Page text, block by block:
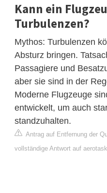
Kann ein
Turbulenzen?
Mythos: Turbulenzen
Absturz bringen.
Passagiere und
aber sie sind in der
Moderne Flugzeuge
entwickelt, um auch
standzuhalten.
Antrag auf Entfernung der
vollständige Antwort auf